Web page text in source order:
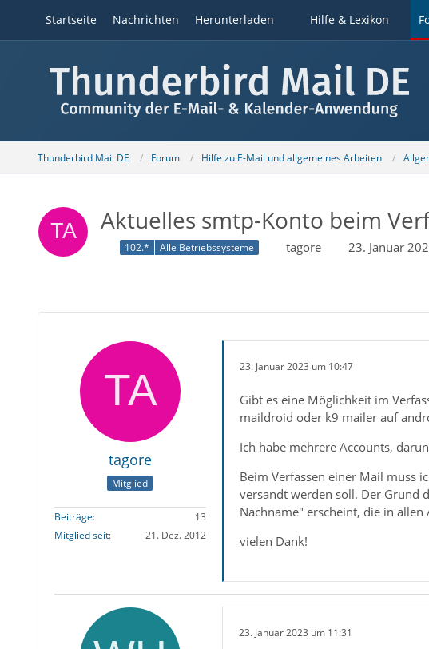
Startseite Nachrichten Herunterladen Hilfe & Lexikon
Thunderbird Mail DE Forum Hilfe zu E-Mail und allgemeines Arbeiten
Aktuelles smtp-Konto beim
102.* Alle Betriebssysteme tagore 23. Januar
tagore
Mitglied
Beiträge
13
Mitglied seit
21. Dez. 2012
23. Januar 2023 um 10:47
Gibt es eine Möglichkeit im
maildroid oder k9 mailer auf
Ich habe mehrere Accounts,
Beim Verfassen einer Mail muss
versandt werden soll. Der Grund
Nachname" erscheint, die in allen
vielen Dank!
23. Januar 2023 um 11:31